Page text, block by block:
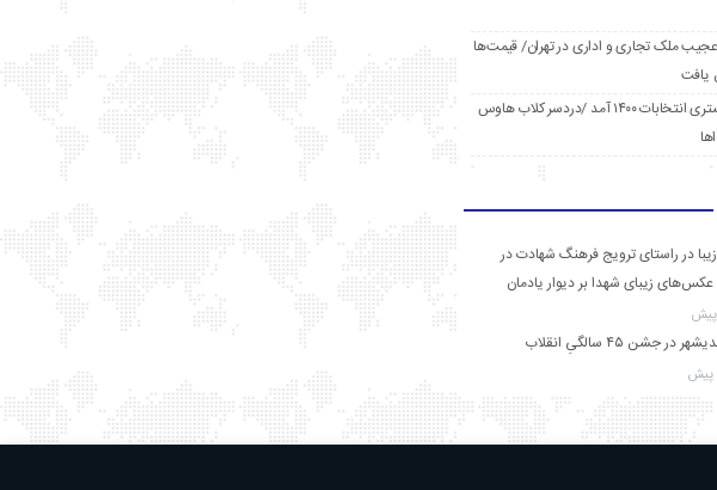
ملک تجاری و اداری در تهران/ قیمت‌ها
مردِ خاکستری انتخابات ۱۴۰۰ آمد /دردسر کلاب هاوس
در راستای ترویج فرهنگ شهادت در
زیبای شهدا بر دیوار یادمان
در جشن ۴۵ سالگیِ انقلاب